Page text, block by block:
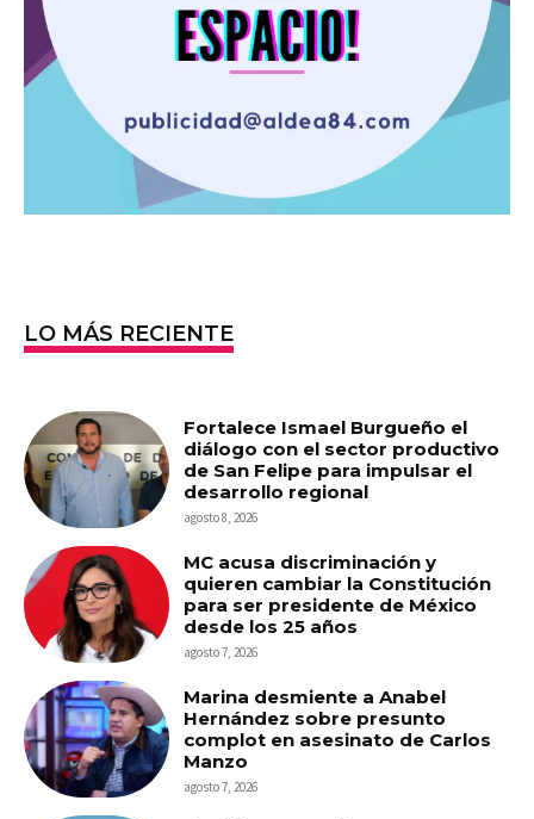
LO MÁS RECIENTE
Fortalece Ismael Burgueño el
diálogo con el sector productivo
de San Felipe para impulsar el
desarrollo regional
agosto 8, 2026
MC acusa discriminación y
quieren cambiar la Constitución
para ser presidente de México
desde los 25 años
agosto 7, 2026
Marina desmiente a Anabel
Hernández sobre presunto
complot en asesinato de Carlos
Manzo
agosto 7, 2026